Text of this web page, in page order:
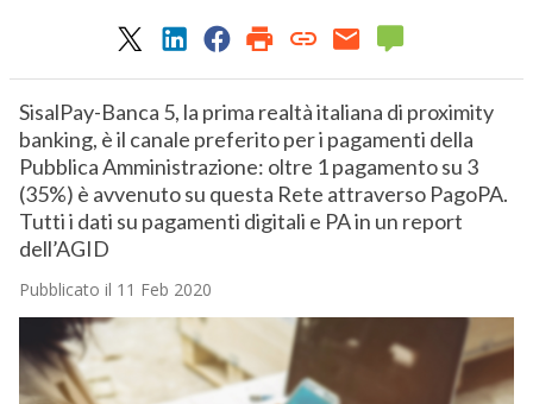
SisalPay-Banca 5, la prima realtà italiana di proximity
banking, è il canale preferito per i pagamenti della
Pubblica Amministrazione: oltre 1 pagamento su 3
(35%) è avvenuto su questa Rete attraverso PagoPA.
Tutti i dati su pagamenti digitali e PA in un report
dell’AGID
Pubblicato il 11 Feb 2020